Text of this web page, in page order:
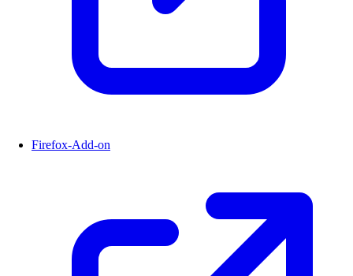
Firefox-Add-on